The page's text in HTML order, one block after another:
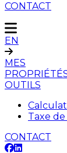
CONTACT
EN
MES
OUTILS
Taxe
CONTACT